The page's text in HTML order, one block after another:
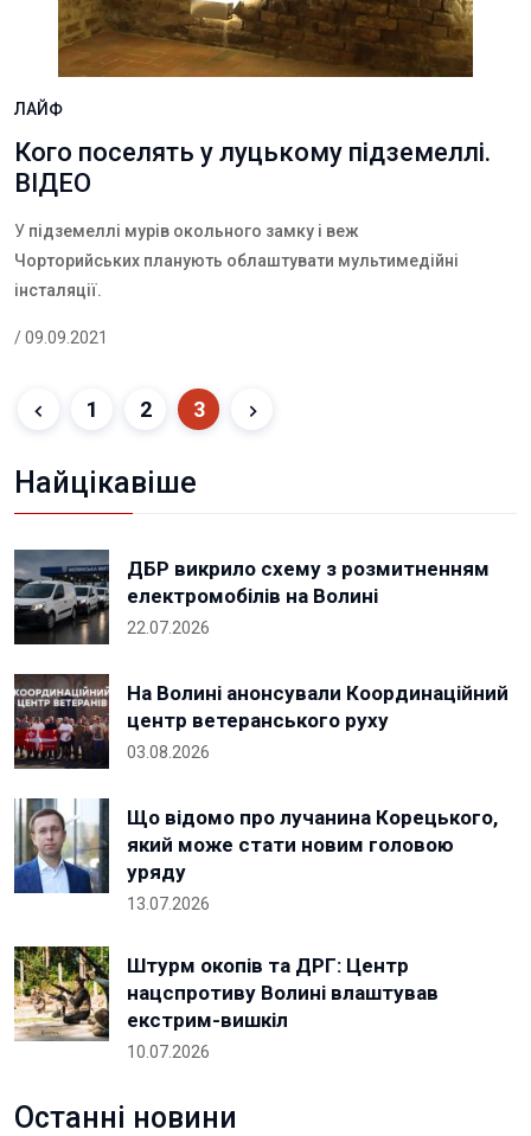
ЛАЙФ
Кого поселять у луцькому підземеллі.
ВІДЕО
У підземеллі мурів окольного замку і веж
Чорторийських планують облаштувати мультимедійні
інсталяції.
/ 09.09.2021
1 2 3
Найцікавіше
ДБР викрило схему з розмитненням
електромобілів на Волині
22.07.2026
На Волині анонсували Координаційний
центр ветеранського руху
03.08.2026
Що відомо про лучанина Корецького,
який може стати новим головою
уряду
13.07.2026
Штурм окопів та ДРГ: Центр
нацспротиву Волині влаштував
екстрим-вишкіл
10.07.2026
Останні новини